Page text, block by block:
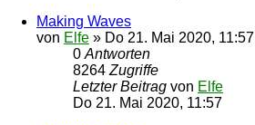
Making Waves
von Elfe » Do 21. Mai 2020, 11:57
0 Antworten
8264 Zugriffe
Letzter Beitrag von Elfe
Do 21. Mai 2020, 11:57